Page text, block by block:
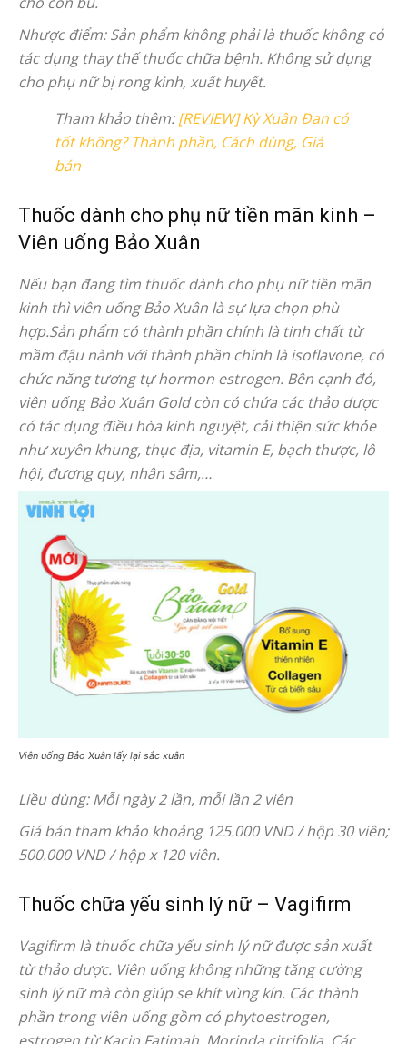
Nhược điểm: Sản phẩm không phải là thuốc không có
tác dụng thay thế thuốc chữa bệnh. Không sử dụng
cho phụ nữ bị rong kinh, xuất huyết.
Tham khảo thêm:[REVIEW] Kỳ Xuân Đan có
tốt không? Thành phần, Cách dùng, Giá
bán
Thuốc dành cho phụ nữ tiền mãn kinh –
Viên uống Bảo Xuân
Nếu bạn đang tìm thuốc dành cho phụ nữ tiền mãn
kinh thì viên uống Bảo Xuân là sự lựa chọn phù
hợp.Sản phẩm có thành phần chính là tinh chất từ
mầm đậu nành với thành phần chính là isoflavone, có
chức năng tương tự hormon estrogen. Bên cạnh đó,
viên uống Bảo Xuân Gold còn có chứa các thảo dược
có tác dụng điều hòa kinh nguyệt, cải thiện sức khỏe
như xuyên khung, thục địa, vitamin E, bạch thược, lô
hội, đương quy, nhân sâm,…
Viên uống Bảo Xuân lấy lại sắc xuân
Liều dùng: Mỗi ngày 2 lần, mỗi lần 2 viên
Giá bán tham khảo khoảng 125.000 VND / hộp 30 viên;
500.000 VND / hộp x 120 viên.
Thuốc chữa yếu sinh lý nữ – Vagifirm
Vagifirm là thuốc chữa yếu sinh lý nữ được sản xuất
từ thảo dược. Viên uống không những tăng cường
sinh lý nữ mà còn giúp se khít vùng kín. Các thành
phần trong viên uống gồm có phytoestrogen,